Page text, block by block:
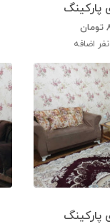
تومان